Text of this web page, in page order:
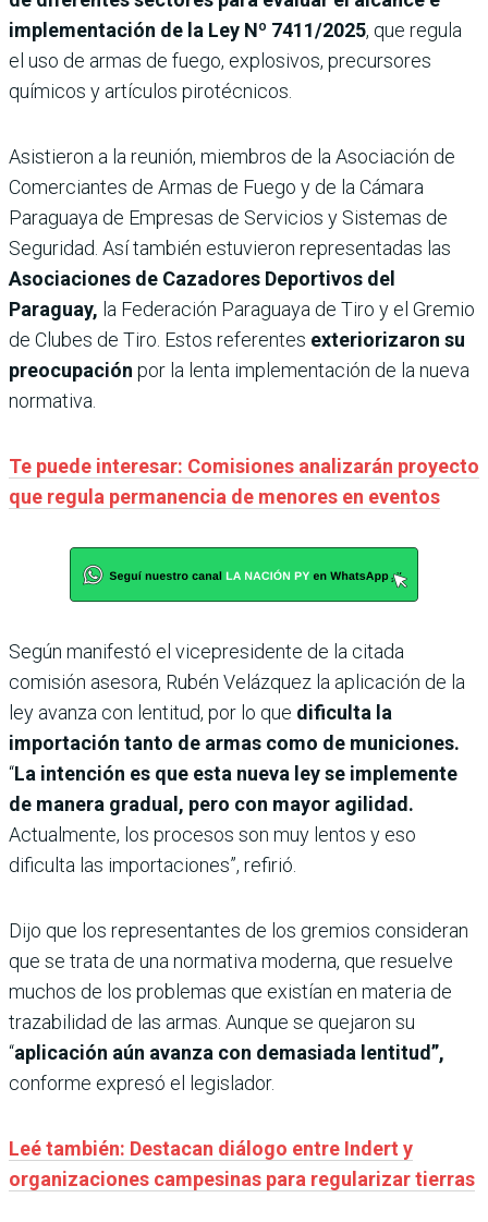
implementación de la Ley Nº 7411/2025, que regula
el uso de armas de fuego, explosivos, precursores
químicos y artículos pirotécnicos.
Asistieron a la reunión, miembros de la Asociación de
Comerciantes de Armas de Fuego y de la Cámara
Paraguaya de Empresas de Servicios y Sistemas de
Seguridad. Así también estuvieron representadas las
Asociaciones de Cazadores Deportivos del
Paraguay, la Federación Paraguaya de Tiro y el Gremio
de Clubes de Tiro. Estos referentes exteriorizaron su
preocupación por la lenta implementación de la nueva
normativa.
Te puede interesar: Comisiones analizarán proyecto
que regula permanencia de menores en eventos
Según manifestó el vicepresidente de la citada
comisión asesora, Rubén Velázquez la aplicación de la
ley avanza con lentitud, por lo que dificulta la
importación tanto de armas como de municiones.
“La intención es que esta nueva ley se implemente
de manera gradual, pero con mayor agilidad.
Actualmente, los procesos son muy lentos y eso
dificulta las importaciones”, refirió.
Dijo que los representantes de los gremios consideran
que se trata de una normativa moderna, que resuelve
muchos de los problemas que existían en materia de
trazabilidad de las armas. Aunque se quejaron su
“aplicación aún avanza con demasiada lentitud”,
conforme expresó el legislador.
Leé también: Destacan diálogo entre Indert y
organizaciones campesinas para regularizar tierras